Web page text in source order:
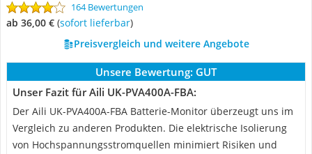
164 Bewertungen
ab 36,00 € ( Sofort lieferbar)
Preisvergleich und weitere Angebote
Unsere Bewertung: GUT
Unser Fazit für Aili UK-PVA400A-FBA:
Der Aili UK-PVA400A-FBA Batterie-Monitor überzeugt uns im
Vergleich zu anderen Produkten. Die elektrische Isolierung
von Hochspannungsstromquellen minimiert Risiken und